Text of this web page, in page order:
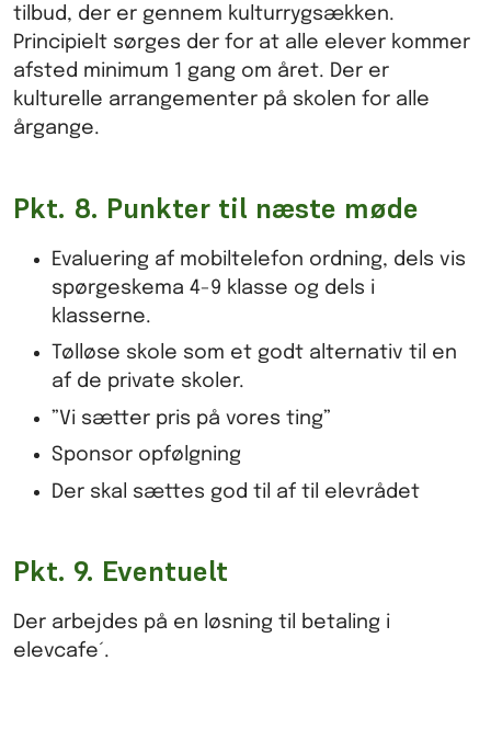
tilbud, der er gennem kulturrygsækken.
Principielt sørges der for at alle elever kommer
afsted minimum 1 gang om året. Der er
kulturelle arrangementer på skolen for alle
årgange.
Pkt. 8. Punkter til næste møde
Evaluering af mobiltelefon ordning, dels vis
spørgeskema 4-9 klasse og dels i
klasserne.
Tølløse skole som et godt alternativ til en
af de private skoler.
”Vi sætter pris på vores ting”
Sponsor opfølgning
Der skal sættes god til af til elevrådet
Pkt. 9. Eventuelt
Der arbejdes på en løsning til betaling i
elevcafe´.